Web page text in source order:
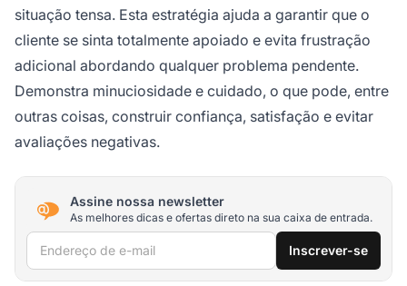
situação tensa. Esta estratégia ajuda a garantir que o
cliente se sinta totalmente apoiado e evita frustração
adicional abordando qualquer problema pendente.
Demonstra minuciosidade e cuidado, o que pode, entre
outras coisas, construir confiança, satisfação e evitar
avaliações negativas.
Assine nossa newsletter
As melhores dicas e ofertas direto na sua caixa de entrada.
Endereço de e-mail Inscrever-se